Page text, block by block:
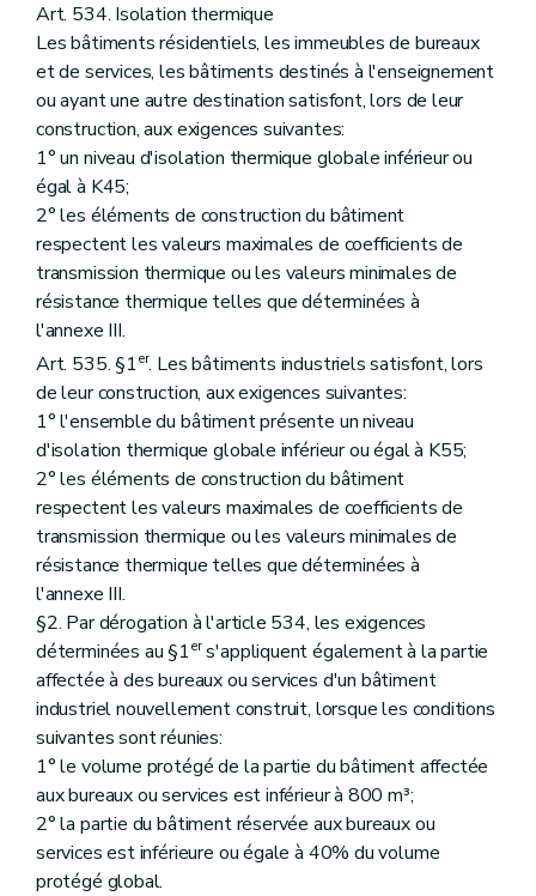
Art. 534. Isolation thermique
Les bâtiments résidentiels, les immeubles de bureaux
et de services, les bâtiments destinés à l'enseignement
ou ayant une autre destination satisfont, lors de leur
construction, aux exigences suivantes:
1° un niveau d'isolation thermique globale inférieur ou
égal à K45;
2° les éléments de construction du bâtiment
respectent les valeurs maximales de coefficients de
transmission thermique ou les valeurs minimales de
résistance thermique telles que déterminées à
l'annexe III.
Art. 535. §1er. Les bâtiments industriels satisfont, lors
de leur construction, aux exigences suivantes:
1° l'ensemble du bâtiment présente un niveau
d'isolation thermique globale inférieur ou égal à K55;
2° les éléments de construction du bâtiment
respectent les valeurs maximales de coefficients de
transmission thermique ou les valeurs minimales de
résistance thermique telles que déterminées à
l'annexe III.
§2. Par dérogation à l'article 534, les exigences
déterminées au §1ers'appliquent également à la partie
affectée à des bureaux ou services d'un bâtiment
industriel nouvellement construit, lorsque les conditions
suivantes sont réunies:
1° le volume protégé de la partie du bâtiment affectée
aux bureaux ou services est inférieur à 800 m³;
2° la partie du bâtiment réservée aux bureaux ou
services est inférieure ou égale à 40% du volume
protégé global.